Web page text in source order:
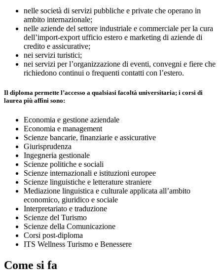
nelle società di servizi pubbliche e private che operano in
ambito internazionale;
nelle aziende del settore industriale e commerciale per la cura
dell’import-export ufficio estero e marketing di aziende di
credito e assicurative;
nei servizi turistici;
nei servizi per l’organizzazione di eventi, convegni e fiere che
richiedono continui o frequenti contatti con l’estero.
Il diploma permette l’accesso a qualsiasi facoltà universitaria; i corsi di
laurea più affini sono:
Economia e gestione aziendale
Economia e management
Scienze bancarie, finanziarie e assicurative
Giurisprudenza
Ingegneria gestionale
Scienze politiche e sociali
Scienze internazionali e istituzioni europee
Scienze linguistiche e letterature straniere
Mediazione linguistica e culturale applicata all’ambito
economico, giuridico e sociale
Interpretariato e traduzione
Scienze del Turismo
Scienze della Comunicazione
Corsi post-diploma
ITS Wellness Turismo e Benessere
Come si fa